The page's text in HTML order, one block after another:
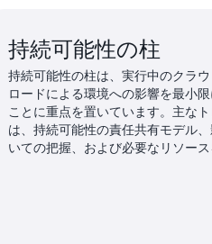
持続可能性の柱
持続可能性の柱は、実行中のクラ
ロードによる環境への影響を最小
ことに重点を置いています。主な
は、持続可能性の責任共有モデル
いての把握、および必要なリソー